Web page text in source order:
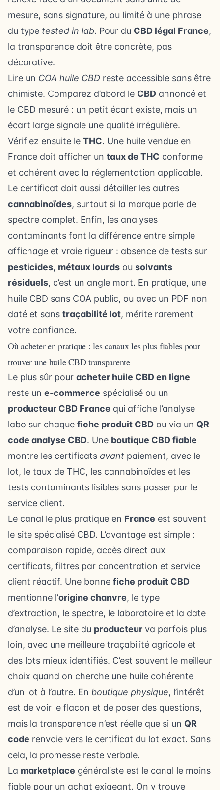
mesure, sans signature, ou limité à une phrase
du type tested in lab. Pour du CBD légal France,
la transparence doit être concrète, pas
décorative.
Lire un COA huile CBD reste accessible sans être
chimiste. Comparez d’abord le CBD annoncé et
le CBD mesuré : un petit écart existe, mais un
écart large signale une qualité irrégulière.
Vérifiez ensuite le THC. Une huile vendue en
France doit afficher un taux de THC conforme
et cohérent avec la réglementation applicable.
Le certificat doit aussi détailler les autres
cannabinoïdes, surtout si la marque parle de
spectre complet. Enfin, les analyses
contaminants font la différence entre simple
affichage et vraie rigueur : absence de tests sur
pesticides, métaux lourds ou solvants
résiduels, c’est un angle mort. En pratique, une
huile CBD sans COA public, ou avec un PDF non
daté et sans traçabilité lot, mérite rarement
votre confiance.
Où acheter en pratique : les canaux les plus fiables pour
trouver une huile CBD transparente
Le plus sûr pour acheter huile CBD en ligne
reste un e-commerce spécialisé ou un
producteur CBD France qui affiche l’analyse
labo sur chaque fiche produit CBD ou via un QR
code analyse CBD. Une boutique CBD fiable
montre les certificats avant paiement, avec le
lot, le taux de THC, les cannabinoïdes et les
tests contaminants lisibles sans passer par le
service client.
Le canal le plus pratique en France est souvent
le site spécialisé CBD. L’avantage est simple :
comparaison rapide, accès direct aux
certificats, filtres par concentration et service
client réactif. Une bonne fiche produit CBD
mentionne l’origine chanvre, le type
d’extraction, le spectre, le laboratoire et la date
d’analyse. Le site du producteur va parfois plus
loin, avec une meilleure traçabilité agricole et
des lots mieux identifiés. C’est souvent le meilleur
choix quand on cherche une huile cohérente
d’un lot à l’autre. En boutique physique, l’intérêt
est de voir le flacon et de poser des questions,
mais la transparence n’est réelle que si un QR
code renvoie vers le certificat du lot exact. Sans
cela, la promesse reste verbale.
La marketplace généraliste est le canal le moins
fiable pour un achat exigeant. On y trouve